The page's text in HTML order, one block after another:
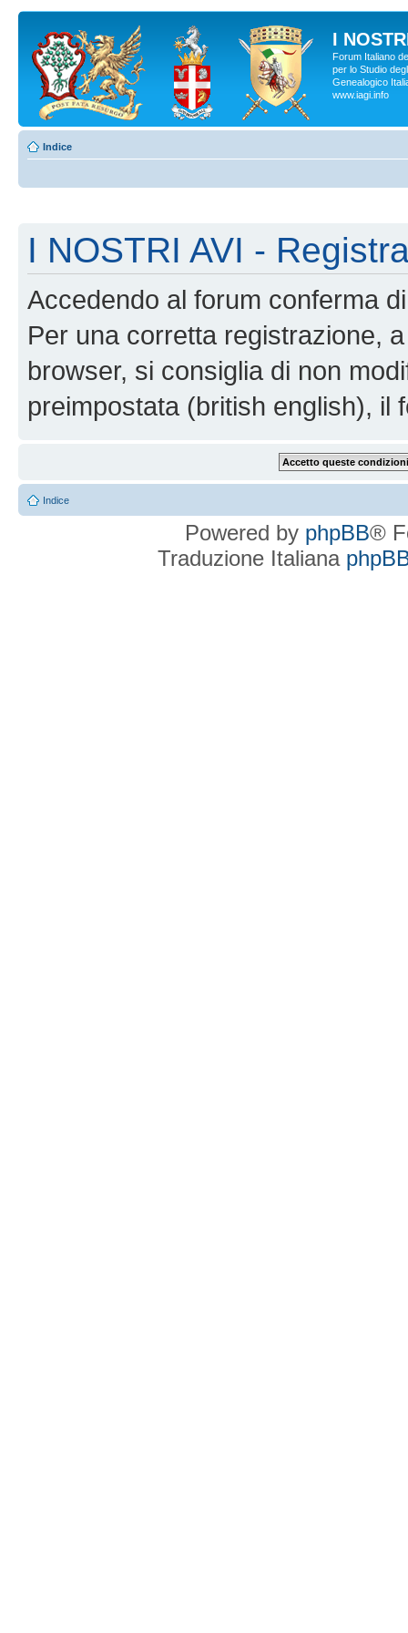
I
Forum Italiano
per lo Studio
Genealogico
www.iagi.info
Indice
I NOSTRI AVI -
Accedendo al forum conferma
Per una corretta registrazione,
browser, si consiglia di non
preimpostata (british english), il
Indice
Powered by phpBB®
Traduzione Italiana